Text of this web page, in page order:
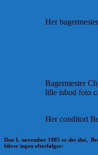
Her
Bagermester
lille isbod foto
Her conditori
Den 1. november 1985 er det slut,
bliver ingen efterfølger: